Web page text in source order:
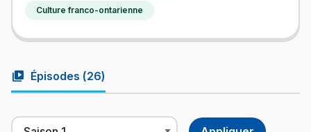
Culture franco-ontarienne
video_library Épisodes (26)